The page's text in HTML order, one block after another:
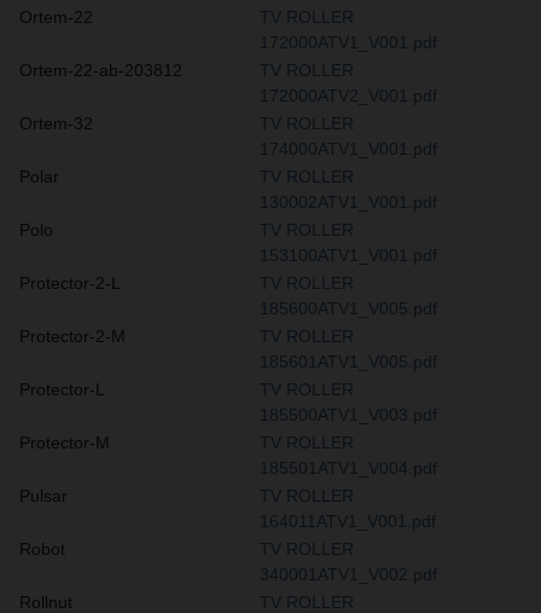
Ortem-22
TV ROLLER
172000ATV1_V001.pdf
Ortem-22-ab-203812
TV ROLLER
172000ATV2_V001.pdf
Ortem-32
TV ROLLER
174000ATV1_V001.pdf
Polar
TV ROLLER
130002ATV1_V001.pdf
Polo
TV ROLLER
153100ATV1_V001.pdf
Protector-2-L
TV ROLLER
185600ATV1_V005.pdf
Protector-2-M
TV ROLLER
185601ATV1_V005.pdf
Protector-L
TV ROLLER
185500ATV1_V003.pdf
Protector-M
TV ROLLER
185501ATV1_V004.pdf
Pulsar
TV ROLLER
164011ATV1_V001.pdf
Robot
TV ROLLER
340001ATV1_V002.pdf
Rollnut
TV ROLLER